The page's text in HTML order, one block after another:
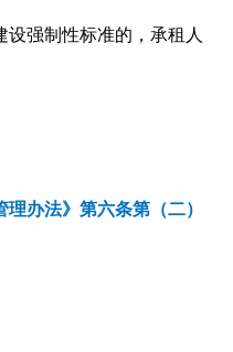
强制性标准的，承租人
办法》第六条第（二）